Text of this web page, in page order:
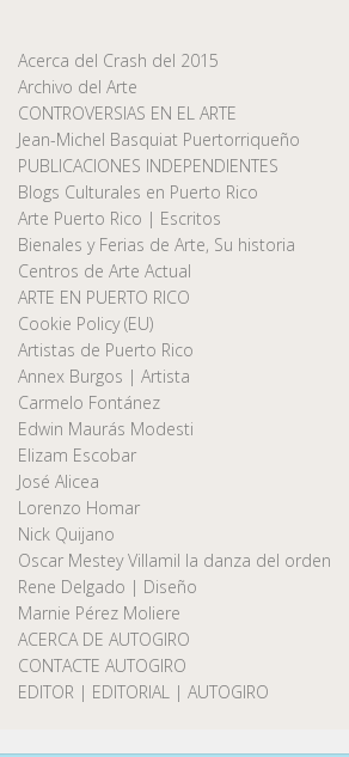
Acerca del Crash del 2015
Archivo del Arte
CONTROVERSIAS EN EL ARTE
Jean-Michel Basquiat Puertorriqueño
PUBLICACIONES INDEPENDIENTES
Blogs Culturales en Puerto Rico
Arte Puerto Rico | Escritos
Bienales y Ferias de Arte, Su historia
Centros de Arte Actual
ARTE EN PUERTO RICO
Cookie Policy (EU)
Artistas de Puerto Rico
Annex Burgos | Artista
Carmelo Fontánez
Edwin Maurás Modesti
Elizam Escobar
José Alicea
Lorenzo Homar
Nick Quijano
Oscar Mestey Villamil la danza del orden
Rene Delgado | Diseño
Marnie Pérez Moliere
ACERCA DE AUTOGIRO
CONTACTE AUTOGIRO
EDITOR | EDITORIAL | AUTOGIRO